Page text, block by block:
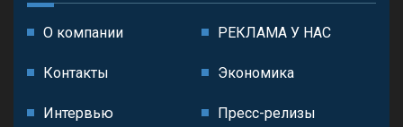
О компании РЕКЛАМА У НАС
Контакты Экономика
Интервью Пресс-релизы